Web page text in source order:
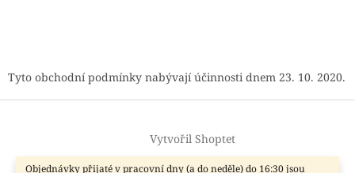
Objednávky přijaté v pracovní dny (a do neděle) do 16:30 jsou
Tyto obchodní podmínky nabývají účinnosti dnem 23. 10. 2020.
Vytvořil Shoptet